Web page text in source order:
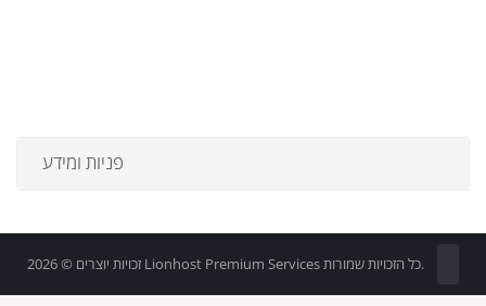
פניות ומידע
זכויות יוצרים © 2026 Lionhost Premium Services כל הזכויות שמורות.